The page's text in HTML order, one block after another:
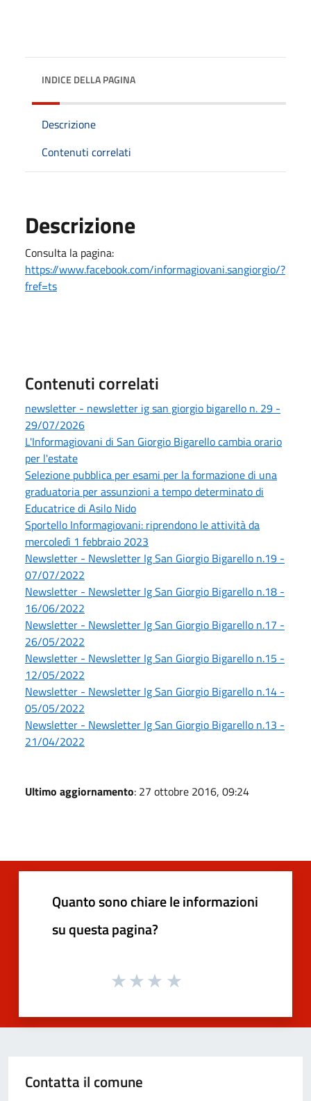
INDICE DELLA PAGINA
Descrizione
Contenuti correlati
Descrizione
Consulta la pagina:
https://www.facebook.com/informagiovani.sangiorgio/?
fref=ts
Contenuti correlati
newsletter - newsletter ig san giorgio bigarello n. 29 -
29/07/2026
L'Informagiovani di San Giorgio Bigarello cambia orario
per l'estate
Selezione pubblica per esami per la formazione di una
graduatoria per assunzioni a tempo determinato di
Educatrice di Asilo Nido
Sportello Informagiovani: riprendono le attività da
mercoledì 1 febbraio 2023
Newsletter - Newsletter Ig San Giorgio Bigarello n.19 -
07/07/2022
Newsletter - Newsletter Ig San Giorgio Bigarello n.18 -
16/06/2022
Newsletter - Newsletter Ig San Giorgio Bigarello n.17 -
26/05/2022
Newsletter - Newsletter Ig San Giorgio Bigarello n.15 -
12/05/2022
Newsletter - Newsletter Ig San Giorgio Bigarello n.14 -
05/05/2022
Newsletter - Newsletter Ig San Giorgio Bigarello n.13 -
21/04/2022
Ultimo aggiornamento: 27 ottobre 2016, 09:24
Quanto sono chiare le informazioni
su questa pagina?
Contatta il comune